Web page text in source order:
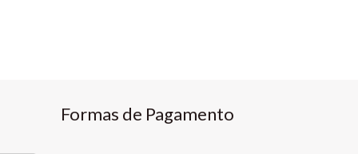
Formas de Pagamento